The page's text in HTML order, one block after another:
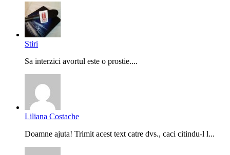
Stiri
Sa interzici avortul este o prostie....
Liliana Costache
Doamne ajuta! Trimit acest text catre dvs., caci citindu-l l...